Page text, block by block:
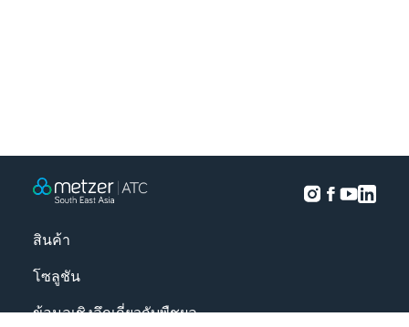
สินค้า
โซลูชัน
ข้อมูลเชิงลึกเกี่ยวกับพืชผล